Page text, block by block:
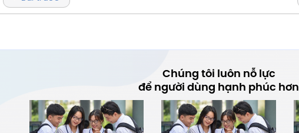
Chúng tôi luôn nỗ lực
để người dùng hạnh phúc hơn